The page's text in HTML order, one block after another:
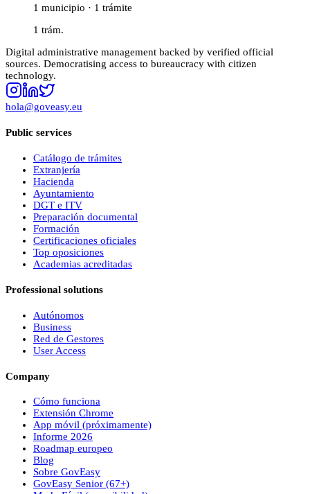
1 municipio · 1 trámite
1 trám.
Digital administrative management backed by verified official
sources. Democratising access to bureaucracy with citizen
technology.
hola@goveasy.eu
Public services
Catálogo de trámites
Extranjería
Hacienda
Ayuntamiento
DGT e ITV
Preparación documental
Formación
Certificaciones oficiales
Top oposiciones
Academias acreditadas
Professional solutions
Autónomos
Business
Red de Gestores
User Access
Company
Cómo funciona
Extensión Chrome
App móvil (próximamente)
Informe 2026
Roadmap europeo
Blog
Sobre GovEasy
GovEasy Senior (67+)